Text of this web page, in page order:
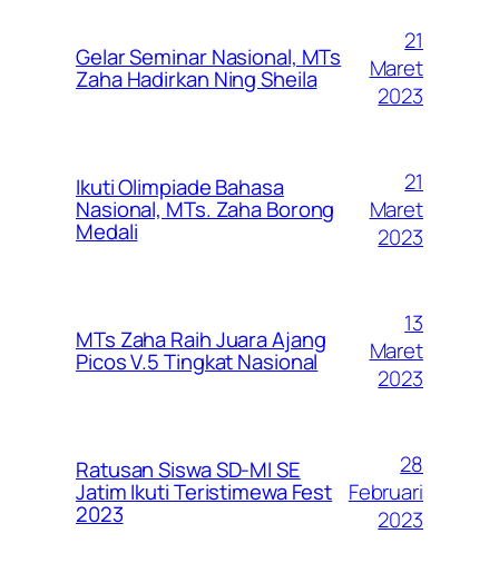
Gelar Seminar Nasional, MTs
Zaha Hadirkan Ning Sheila
21
Maret
2023
Ikuti Olimpiade Bahasa
Nasional, MTs. Zaha Borong
Medali
21
Maret
2023
MTs Zaha Raih Juara Ajang
Picos V.5 Tingkat Nasional
13
Maret
2023
Ratusan Siswa SD-MI SE
Jatim Ikuti Teristimewa Fest
2023
28
Februari
2023